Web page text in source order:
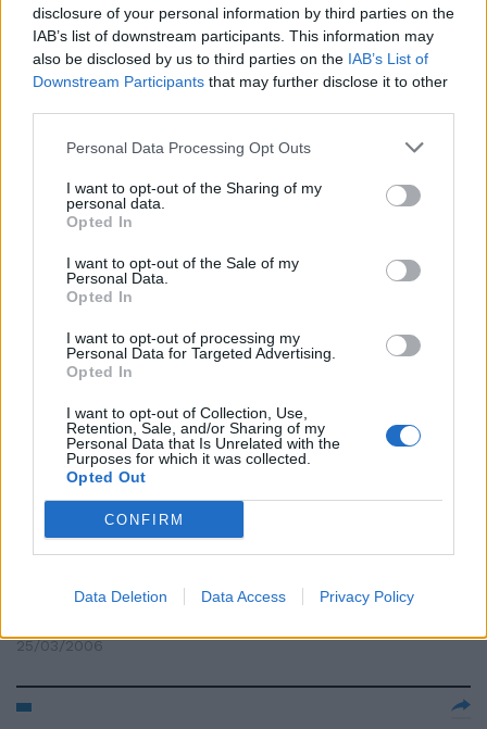
disclosure of your personal information by third parties on the
IAB’s list of downstream participants. This information may
also be disclosed by us to third parties on the IAB’s List of
Downstream Participants that may further disclose it to other
Personal Data Processing Opt Outs
I want to opt-out of the Sharing of my
personal data.
Opted In
I want to opt-out of the Sale of my
Personal Data.
Opted In
I want to opt-out of processing my
Personal Data for Targeted Advertising.
Opted In
I want to opt-out of Collection, Use,
Retention, Sale, and/or Sharing of my
Personal Data that Is Unrelated with the
Purposes for which it was collected.
Opted Out
CONFIRM
Data Deletion Data Access Privacy Policy
Menez nervoso, Rizzoli lo
ammonisce in ritardo Al 5' Juan
entra in area laziale pressato da
dietro da Stendardo e Diakite e
cade.
13/12/2009
Muslera 5.5 Indeciso, titubante,
nervoso: è la fotografia della
Lazio.
06/12/2009
Mourinho nervoso, Inter al bivio
Nedved nervoso. Espulsione
25/03/2006